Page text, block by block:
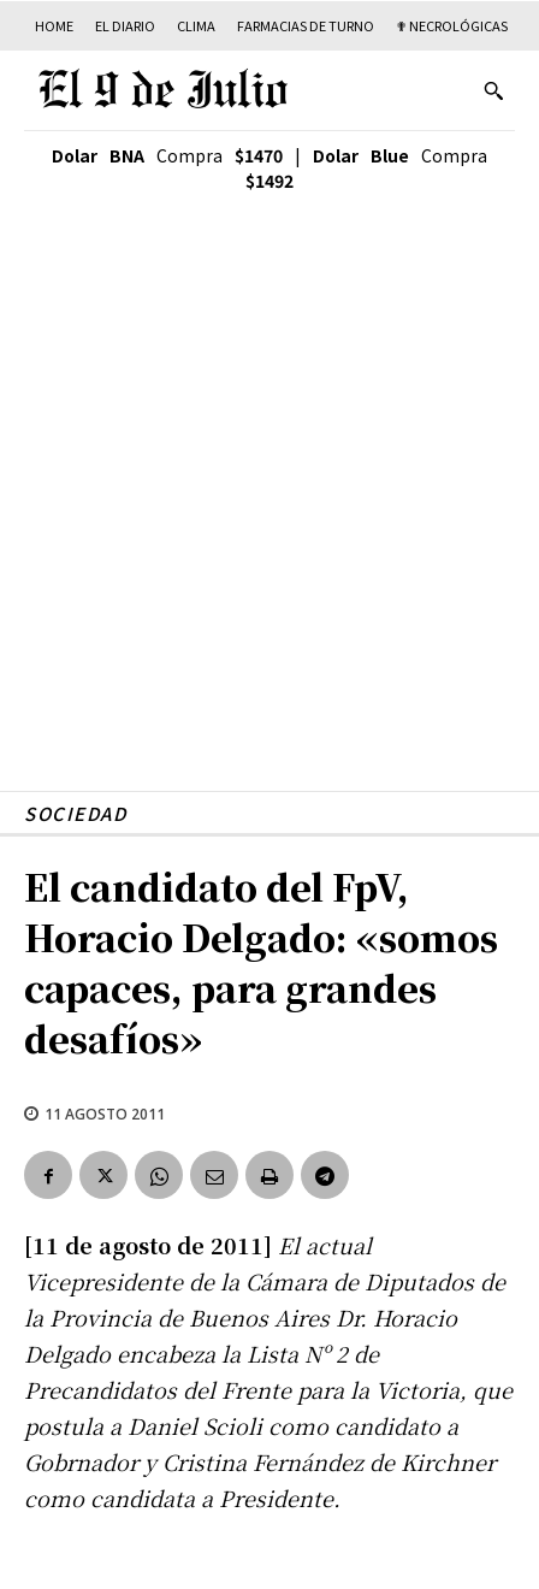
HOME EL DIARIO CLIMA FARMACIAS DE TURNO ✟ NECROLÓGICAS
Dolar BNA Compra $1470 | Dolar Blue Compra
$1492
SOCIEDAD
El candidato del FpV,
Horacio Delgado: «somos
capaces, para grandes
desafíos»
11 AGOSTO 2011
[11 de agosto de 2011] El actual
Vicepresidente de la Cámara de Diputados de
la Provincia de Buenos Aires Dr. Horacio
Delgado encabeza la Lista Nº 2 de
Precandidatos del Frente para la Victoria, que
postula a Daniel Scioli como candidato a
Gobrnador y Cristina Fernández de Kirchner
como candidata a Presidente.